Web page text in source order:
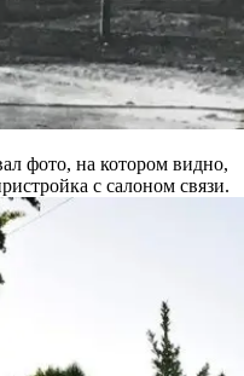
фото, на котором видно,
с салоном связи.